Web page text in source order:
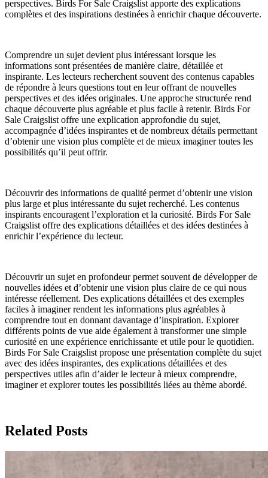
perspectives. Birds For Sale Craigslist apporte des explications
complètes et des inspirations destinées à enrichir chaque découverte.
Comprendre un sujet devient plus intéressant lorsque les
informations sont présentées de manière claire, détaillée et
inspirante. Les lecteurs recherchent souvent des contenus capables
de répondre à leurs questions tout en leur offrant de nouvelles
perspectives et des idées originales. Une approche structurée rend
chaque découverte plus agréable et plus facile à retenir. Birds For
Sale Craigslist offre une explication approfondie du sujet,
accompagnée d’idées inspirantes et de nombreux détails permettant
d’obtenir une vision plus complète et de mieux imaginer toutes les
possibilités qu’il peut offrir.
Découvrir des informations de qualité permet d’obtenir une vision
plus large et plus intéressante du sujet recherché. Les contenus
inspirants encouragent l’exploration et la curiosité. Birds For Sale
Craigslist offre des explications détaillées et des idées destinées à
enrichir l’expérience du lecteur.
Découvrir un sujet en profondeur permet souvent de développer de
nouvelles idées et d’obtenir une vision plus claire de ce qui nous
intéresse réellement. Des explications détaillées et des exemples
faciles à imaginer rendent les informations plus agréables à
comprendre tout en donnant davantage d’inspiration. Explorer
différents points de vue aide également à transformer une simple
curiosité en une expérience enrichissante et utile pour le quotidien.
Birds For Sale Craigslist propose une présentation complète du sujet
avec des idées inspirantes, des explications détaillées et des
perspectives utiles afin d’aider le lecteur à mieux comprendre,
imaginer et explorer toutes les possibilités liées au thème abordé.
Related Posts